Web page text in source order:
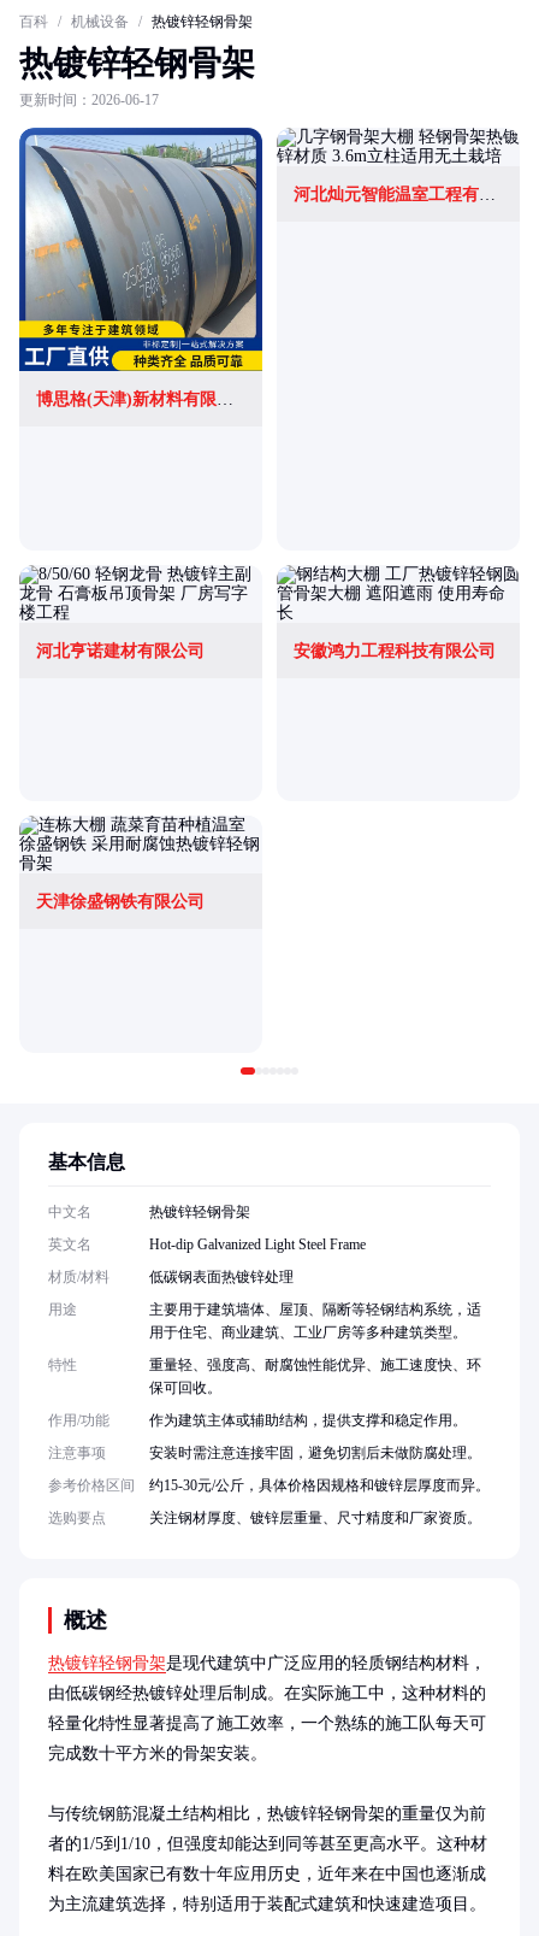
百科 / 机械设备 / 热镀锌轻钢骨架
热镀锌轻钢骨架
更新时间：2026-06-17
博思格(天津)新材料有限公司
河北灿元智能温室工程有限公司
河北亨诺建材有限公司 安徽鸿力工程科技有限公司
天津徐盛钢铁有限公司
概述
热镀锌轻钢骨架是现代建筑中广泛应用的轻质钢结构材料，
由低碳钢经热镀锌处理后制成。在实际施工中，这种材料的
轻量化特性显著提高了施工效率，一个熟练的施工队每天可
完成数十平方米的骨架安装。
与传统钢筋混凝土结构相比，热镀锌轻钢骨架的重量仅为前
者的1/5到1/10，但强度却能达到同等甚至更高水平。这种材
料在欧美国家已有数十年应用历史，近年来在中国也逐渐成
为主流建筑选择，特别适用于装配式建筑和快速建造项目。
基本信息
中文名
热镀锌轻钢骨架
英文名
Hot-dip Galvanized Light Steel Frame
材质/材料
低碳钢表面热镀锌处理
用途
主要用于建筑墙体、屋顶、隔断等轻钢结构系统，适
用于住宅、商业建筑、工业厂房等多种建筑类型。
特性
重量轻、强度高、耐腐蚀性能优异、施工速度快、环
保可回收。
作用/功能
作为建筑主体或辅助结构，提供支撑和稳定作用。
注意事项
安装时需注意连接牢固，避免切割后未做防腐处理。
参考价格区间
约15-30元/公斤，具体价格因规格和镀锌层厚度而异。
选购要点
关注钢材厚度、镀锌层重量、尺寸精度和厂家资质。